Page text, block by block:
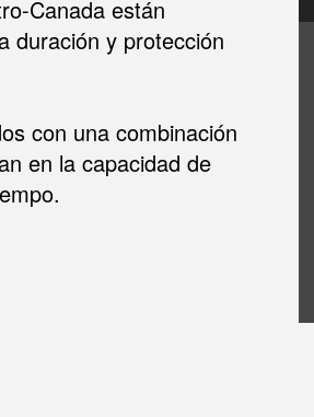
Canada están
duración y protección
con una combinación
en la capacidad de